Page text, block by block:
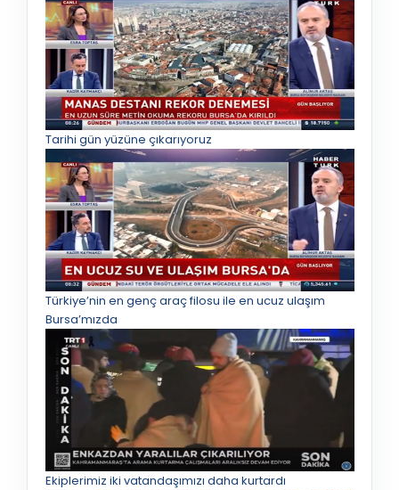
Tarihi gün yüzüne çıkarıyoruz
Türkiye’nin en genç araç filosu ile en ucuz ulaşım
Bursa’mızda
Ekiplerimiz iki vatandaşımızı daha kurtardı